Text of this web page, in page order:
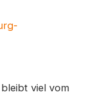
viel vom